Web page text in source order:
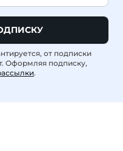
от подписки
Оформляя подписку,
.